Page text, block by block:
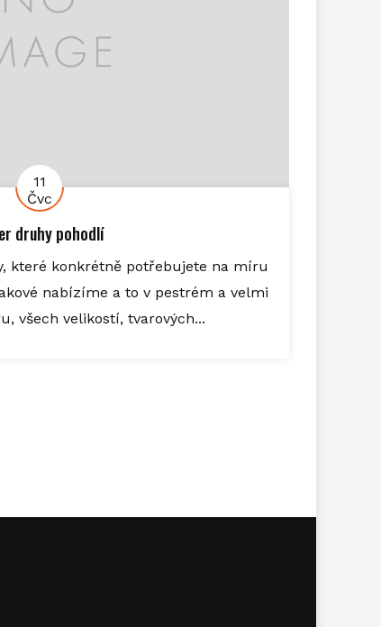
11
Čvc
druhy pohodlí
které konkrétně potřebujete na míru
nabízíme a to v pestrém a velmi
všech velikostí, tvarových...